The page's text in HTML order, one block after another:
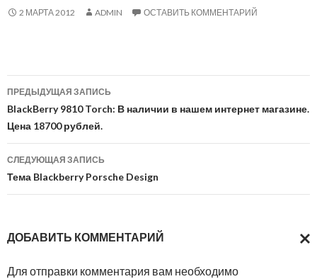
2 МАРТА 2012 ADMIN ОСТАВИТЬ КОММЕНТАРИЙ
Навигация
по
записям
ПРЕДЫДУЩАЯ ЗАПИСЬ
BlackBerry 9810 Torch: В наличии в нашем интернет магазине.
Цена 18700 рублей.
СЛЕДУЮЩАЯ ЗАПИСЬ
Тема Blackberry Porsche Design
ДОБАВИТЬ КОММЕНТАРИЙ
Для отправки комментария вам необходимо